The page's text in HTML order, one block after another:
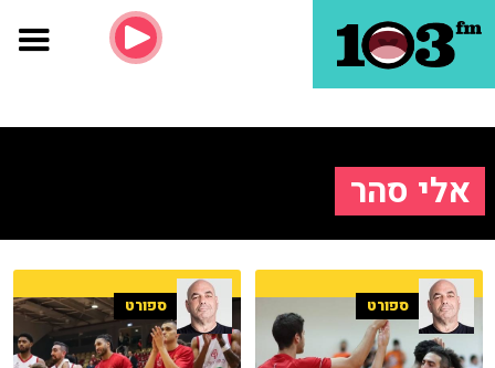
אלי סהר
ספורט ספורט